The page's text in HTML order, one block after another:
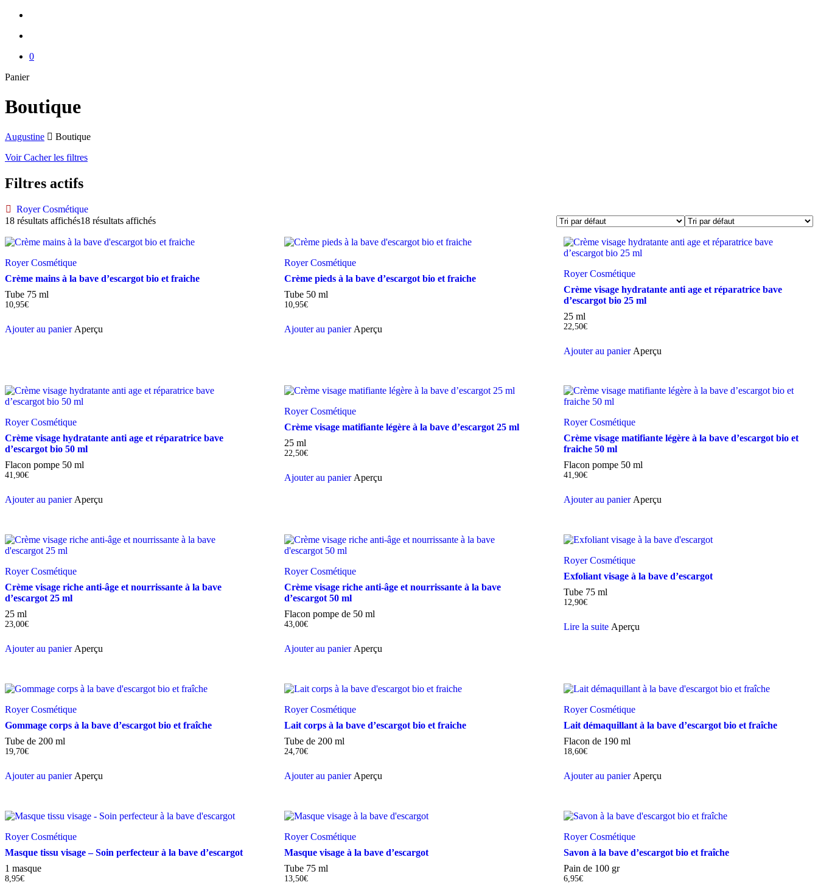
0
PanierFermer
panier
Boutique
Augustine
Boutique
Voir Cacher les filtres
Filtres actifs
Royer Cosmétique
18 résultats affichés18 résultats affichés
Royer Cosmétique
Crème mains à la bave d’escargot bio et fraiche
Tube 75 ml
10,95€
Ajouter au panier Aperçu
Royer Cosmétique
Crème pieds à la bave d’escargot bio et fraiche
Tube 50 ml
10,95€
Ajouter au panier Aperçu
Royer Cosmétique
Crème visage hydratante anti age et réparatrice bave
d’escargot bio 25 ml
25 ml
22,50€
Ajouter au panier Aperçu
Royer Cosmétique
Crème visage hydratante anti age et réparatrice bave
d’escargot bio 50 ml
Flacon pompe 50 ml
41,90€
Ajouter au panier Aperçu
Royer Cosmétique
Crème visage matifiante légère à la bave d’escargot 25 ml
25 ml
22,50€
Ajouter au panier Aperçu
Royer Cosmétique
Crème visage matifiante légère à la bave d’escargot bio et
fraiche 50 ml
Flacon pompe 50 ml
41,90€
Ajouter au panier Aperçu
Royer Cosmétique
Crème visage riche anti-âge et nourrissante à la bave
d’escargot 25 ml
25 ml
23,00€
Ajouter au panier Aperçu
Royer Cosmétique
Crème visage riche anti-âge et nourrissante à la bave
d’escargot 50 ml
Flacon pompe de 50 ml
43,00€
Ajouter au panier Aperçu
Royer Cosmétique
Exfoliant visage à la bave d’escargot
Tube 75 ml
12,90€
Lire la suite Aperçu
Royer Cosmétique
Gommage corps à la bave d’escargot bio et fraîche
Tube de 200 ml
19,70€
Ajouter au panier Aperçu
Royer Cosmétique
Lait corps à la bave d’escargot bio et fraiche
Tube de 200 ml
24,70€
Ajouter au panier Aperçu
Royer Cosmétique
Lait démaquillant à la bave d’escargot bio et fraîche
Flacon de 190 ml
18,60€
Ajouter au panier Aperçu
Royer Cosmétique
Masque tissu visage – Soin perfecteur à la bave d’escargot
1 masque
8,95€
Royer Cosmétique
Masque visage à la bave d’escargot
Tube 75 ml
13,50€
Royer Cosmétique
Savon à la bave d’escargot bio et fraîche
Pain de 100 gr
6,95€